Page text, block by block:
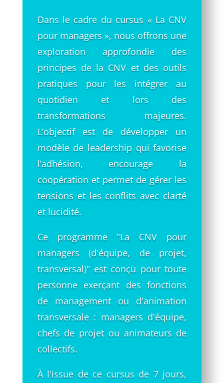
Dans le cadre du cursus « La CNV
pour managers », nous offrons une
exploration approfondie des
principes de la CNV et des outils
pratiques pour les intégrer au
quotidien et lors des
transformations majeures.
L’objectif est de développer un
modèle de leadership qui favorise
l’adhésion, encourage la
coopération et permet de gérer les
tensions et les conflits avec clarté
et lucidité.
Ce programme "La CNV pour
managers (d'équipe, de projet,
transversal)" est conçu pour toute
personne exerçant des fonctions
de management ou d'animation
transversale : managers d'équipe,
chefs de projet ou animateurs de
collectifs.
À l'issue de ce cursus de 7 jours,